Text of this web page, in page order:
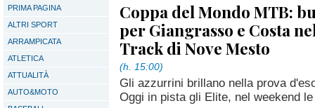
PRIMA PAGINA
ALTRI SPORT
ARRAMPICATA
ATLETICA
ATTUALITÀ
AUTO&MOTO
Coppa del Mondo MTB:
per Giangrasso e Costa
Track di Nove Mesto
(h. 15:00)
Gli azzurrini brillano nella prova
Oggi in pista gli Elite, nel weekend